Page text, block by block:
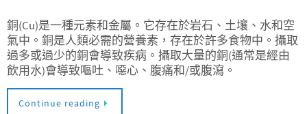
銅(Cu)是一種元素和金屬。它存在於岩石、土壤、水和空
氣中。銅是人類必需的營養素，存在於許多食物中。攝取
過多或過少的銅會導致疾病。攝取大量的銅(通常是經由
飲用水)會導致嘔吐、噁心、腹痛和/或腹瀉。
Continue reading